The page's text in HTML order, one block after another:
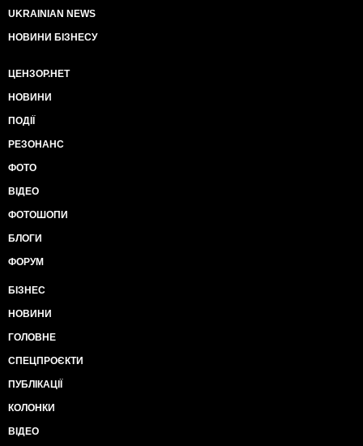
UKRAINIAN NEWS
НОВИНИ БІЗНЕСУ
ЦЕНЗОР.НЕТ
НОВИНИ
ПОДІЇ
РЕЗОНАНС
ФОТО
ВІДЕО
ФОТОШОПИ
БЛОГИ
ФОРУМ
БІЗНЕС
НОВИНИ
ГОЛОВНЕ
СПЕЦПРОЄКТИ
ПУБЛІКАЦІЇ
КОЛОНКИ
ВІДЕО